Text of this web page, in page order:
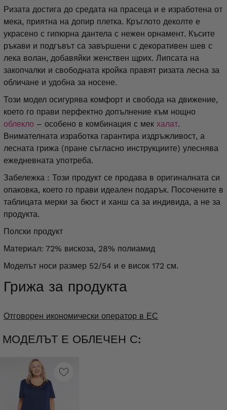
Ризата достига до средата на прасеца и е изработена от
мека, приятна на допир плетка. Кръглото деколте е
украсено с гипюрна дантела с нежен орнамент. Късите
ръкави и подгъвът са завършени с декоративен шев с
лека волан, добавяйки женствен щрих. Липсата на
закопчалки и свободната кройка правят ризата лесна за
обличане и удобна за носене.
Този модел осигурява комфорт и свобода на движение,
което го прави перфектно допълнение към нощно
облекло – особено в комбинация с мек халат.
Внимателната изработка гарантира издръжливост, а
лесната грижа (пране съгласно инструкциите) улеснява
ежедневната употреба.
Забележка : Този продукт се продава в оригиналната си
опаковка, което го прави идеален подарък. Посочените в
таблицата мерки за бюст и ханш са за индивида, а не за
продукта.
Полски продукт
Материал: 72% вискоза, 28% полиамид
Моделът носи размер 52/54 и е висок 172 см.
Грижа за продукта
Отговорен икономически оператор в ЕС
МОДЕЛЪТ Е ОБЛЕЧЕН С: